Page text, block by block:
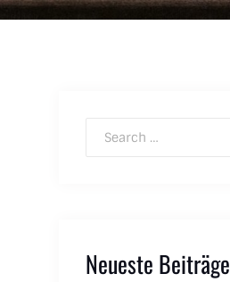
Search for:
Neueste Beiträge